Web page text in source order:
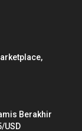
Berakhir
USD